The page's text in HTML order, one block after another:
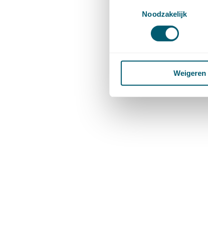
Noodzakelijk
Weigeren